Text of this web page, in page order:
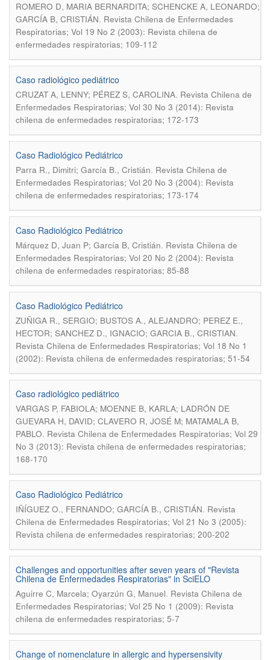
ROMERO D, MARIA BERNARDITA; SCHENCKE A, LEONARDO;
GARCÍA B, CRISTIÁN. Revista Chilena de Enfermedades
Respiratorias; Vol 19 No 2 (2003): Revista chilena de
enfermedades respiratorias; 109-112
Caso radiológico pediátrico
CRUZAT A, LENNY; PÉREZ S, CAROLINA. Revista Chilena de
Enfermedades Respiratorias; Vol 30 No 3 (2014): Revista
chilena de enfermedades respiratorias; 172-173
Caso Radiológico Pediátrico
Parra R., Dimitri; García B., Cristián. Revista Chilena de
Enfermedades Respiratorias; Vol 20 No 3 (2004): Revista
chilena de enfermedades respiratorias; 173-174
Caso Radiológico Pediátrico
Márquez D, Juan P; García B, Cristián. Revista Chilena de
Enfermedades Respiratorias; Vol 20 No 2 (2004): Revista
chilena de enfermedades respiratorias; 85-88
Caso Radiológico Pediátrico
ZUÑIGA R., SERGIO; BUSTOS A., ALEJANDRO; PEREZ E.,
HECTOR; SANCHEZ D., IGNACIO; GARCIA B., CRISTIAN.
Revista Chilena de Enfermedades Respiratorias; Vol 18 No 1
(2002): Revista chilena de enfermedades respiratorias; 51-54
Caso radiológico pediátrico
VARGAS P, FABIOLA; MOENNE B, KARLA; LADRÓN DE
GUEVARA H, DAVID; CLAVERO R, JOSÉ M; MATAMALA B,
PABLO. Revista Chilena de Enfermedades Respiratorias; Vol 29
No 3 (2013): Revista chilena de enfermedades respiratorias;
168-170
Caso Radiológico Pediátrico
IÑÍGUEZ O., FERNANDO; GARCÍA B., CRISTIÁN. Revista
Chilena de Enfermedades Respiratorias; Vol 21 No 3 (2005):
Revista chilena de enfermedades respiratorias; 200-202
Challenges and opportunities after seven years of "Revista
Chilena de Enfermedades Respiratorias" in SciELO
Aguirre C, Marcela; Oyarzún G, Manuel. Revista Chilena de
Enfermedades Respiratorias; Vol 25 No 1 (2009): Revista
chilena de enfermedades respiratorias; 5-7
Change of nomenclature in allergic and hypersensivity